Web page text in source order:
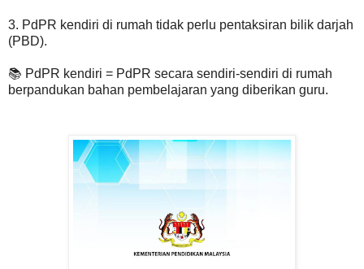
3. PdPR kendiri di rumah tidak perlu pentaksiran bilik darjah
(PBD).
📚 PdPR kendiri = PdPR secara sendiri-sendiri di rumah
berpandukan bahan pembelajaran yang diberikan guru.